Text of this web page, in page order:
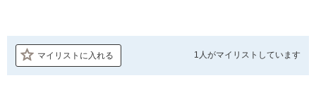
マイリストに入れる 1人がマイリストしています